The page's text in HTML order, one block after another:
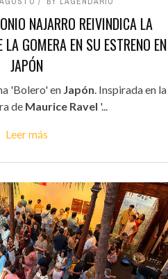
NAJARRO REIVINDICA LA
GOMERA EN SU ESTRENO EN
JAPÓN
'Bolero' en Japón . Inspirada en la
de Maurice Ravel '...
Leer más